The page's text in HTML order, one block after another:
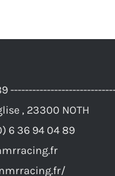
, 23300 NOTH
6 36 94 04 89